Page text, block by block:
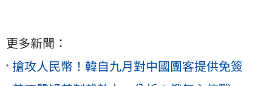
更多新聞：
搶攻人民幣！韓自九月對中國團客提供免簽